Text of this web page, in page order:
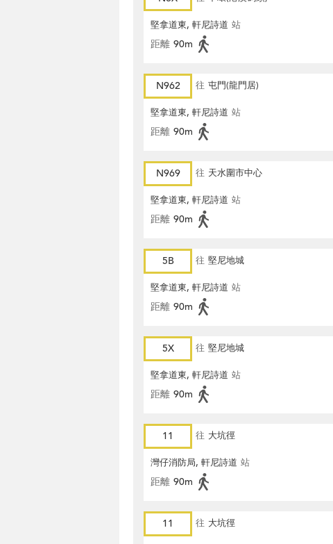
堅拿道東, 軒尼詩道 站
距離 90m
N962 往 屯門(龍門居)
堅拿道東, 軒尼詩道 站
距離 90m
N969 往 天水圍市中心
堅拿道東, 軒尼詩道 站
距離 90m
5B 往 堅尼地城
堅拿道東, 軒尼詩道 站
距離 90m
5X 往 堅尼地城
堅拿道東, 軒尼詩道 站
距離 90m
11 往 大坑徑
灣仔消防局, 軒尼詩道 站
距離 90m
11 往 大坑徑